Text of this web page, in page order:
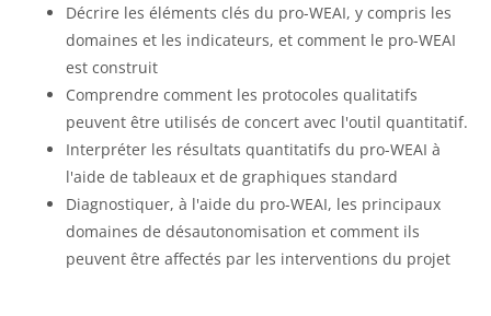
Décrire les éléments clés du pro-WEAI, y compris les
domaines et les indicateurs, et comment le pro-WEAI
est construit
Comprendre comment les protocoles qualitatifs
peuvent être utilisés de concert avec l'outil quantitatif.
Interpréter les résultats quantitatifs du pro-WEAI à
l'aide de tableaux et de graphiques standard
Diagnostiquer, à l'aide du pro-WEAI, les principaux
domaines de désautonomisation et comment ils
peuvent être affectés par les interventions du projet